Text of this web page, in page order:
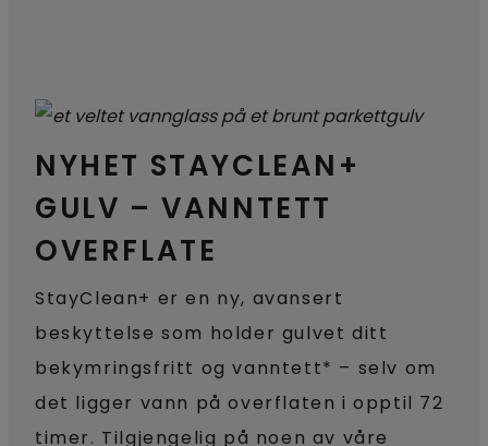
NYHET STAYCLEAN+
GULV – VANNTETT
OVERFLATE
StayClean+ er en ny, avansert
beskyttelse som holder gulvet ditt
bekymringsfritt og vanntett* – selv om
det ligger vann på overflaten i opptil 72
timer. Tilgjengelig på noen av våre